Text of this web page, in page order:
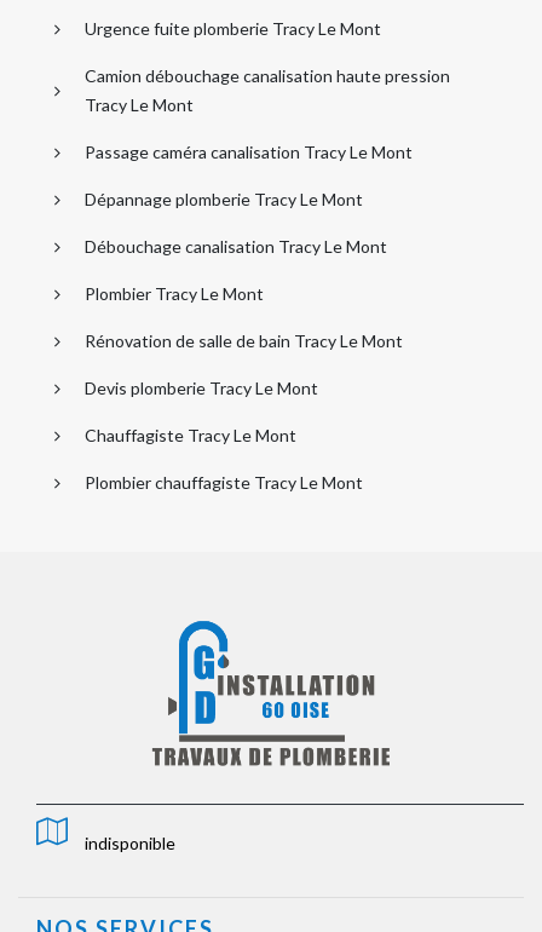
Urgence fuite plomberie Tracy Le Mont
Camion débouchage canalisation haute pression
Tracy Le Mont
Passage caméra canalisation Tracy Le Mont
Dépannage plomberie Tracy Le Mont
Débouchage canalisation Tracy Le Mont
Plombier Tracy Le Mont
Rénovation de salle de bain Tracy Le Mont
Devis plomberie Tracy Le Mont
Chauffagiste Tracy Le Mont
Plombier chauffagiste Tracy Le Mont
indisponible